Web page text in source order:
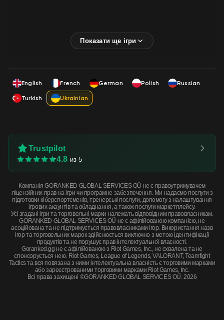
English French German Polish
Russian
Turkish
Ukrainian
Trustpilot
4.8 из 5
Компанія GORANKED GLOBAL SERVICES OÜ не є правоутримувачем
ліцензійних прав на ігри чи програмне забезпечення. Ми надаємо послуги з
підготовки кіберспортсменів, тренерські послуги, допомогу з налаштування
ігрових акаунтів та обладнання, а також послуги маркетплейсу.
Усі згадані ігри та торговельні марки належать відповідним правовласникам.
GORANKED GLOBAL SERVICES OÜ не є афілійованою компанією, не
асоційована та не підтримується правовласниками ігор. Використання назв
ігор та торговельних марок здійснюється виключно з метою ідентифікації
продуктів та не порушує прав інтелектуальної власності.
Goranked.gg не є афілійованою з Riot Games, Inc., не схвалена та не
спонсорується нею. Riot Games, League of Legends, VALORANT, Teamfight
Tactics та вся повязана з ними інтелектуальна власність є торговими марками
або зареєстрованими торговими марками Riot Games, Inc.
Всі права захищені ©GORANKED GLOBAL SERVICES OÜ. 2026